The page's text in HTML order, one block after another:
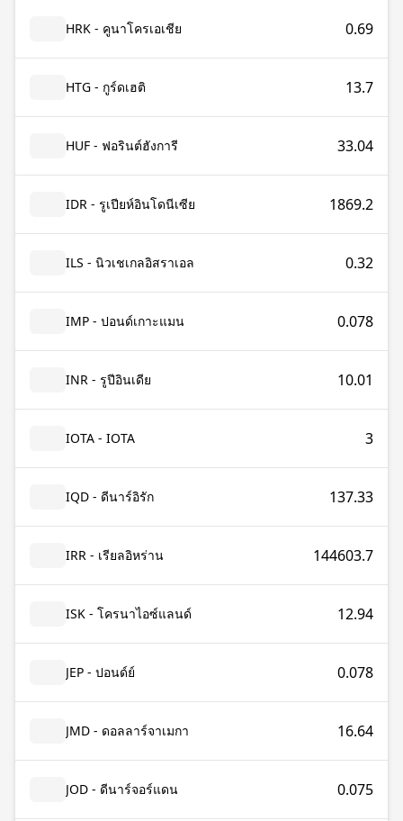
HRK - คูนาโครเอเชีย 0.69
HTG - กูร์ดเฮติ 13.7
HUF - ฟอรินต์ฮังการี 33.04
IDR - รูเปียห์อินโดนีเซีย 1869.2
ILS - นิวเชเกลอิสราเอล 0.32
IMP - ปอนด์เกาะแมน 0.078
INR - รูปีอินเดีย 10.01
IOTA - IOTA 3
IQD - ดีนาร์อิรัก 137.33
IRR - เรียลอิหร่าน 144603.7
ISK - โครนาไอซ์แลนด์ 12.94
JEP - ปอนด์ย์ 0.078
JMD - ดอลลาร์จาเมกา 16.64
JOD - ดีนาร์จอร์แดน 0.075